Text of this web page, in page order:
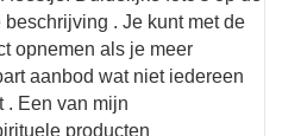
. Je kunt met de
opnemen als je meer
aanbod wat niet iedereen
. Een van mijn
producten